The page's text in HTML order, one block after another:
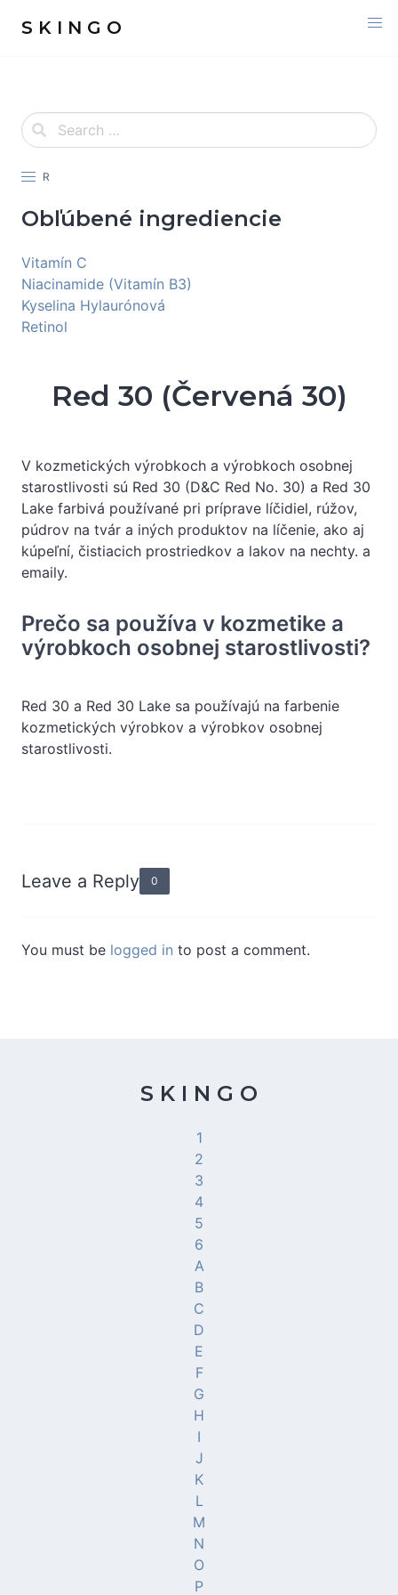
S K I N G O
R
Obľúbené ingrediencie
Vitamín C
Niacinamide (Vitamín B3)
Kyselina Hylaurónová
Retinol
Red 30 (Červená 30)
V kozmetických výrobkoch a výrobkoch osobnej
starostlivosti sú Red 30 (D&C Red No. 30) a Red 30
Lake farbivá používané pri príprave líčidiel, rúžov,
púdrov na tvár a iných produktov na líčenie, ako aj
kúpeľní, čistiacich prostriedkov a lakov na nechty. a
emaily.
Prečo sa používa v kozmetike a
výrobkoch osobnej starostlivosti?
Red 30 a Red 30 Lake sa používajú na farbenie
kozmetických výrobkov a výrobkov osobnej
starostlivosti.
Leave a Reply 0
You must be logged in to post a comment.
S K I N G O
1
2
3
4
5
6
A
B
C
D
E
F
G
H
I
J
K
L
M
N
O
P